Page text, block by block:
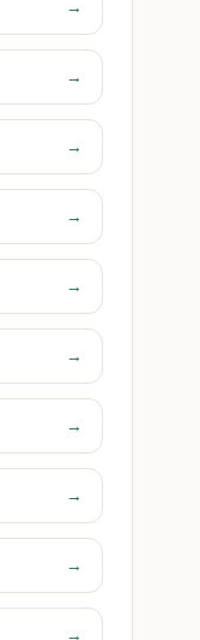
→
→
→
→
→
→
→
→
→
→